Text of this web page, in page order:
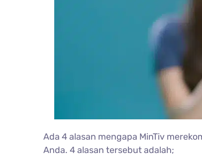
Ada 4 alasan mengapa MinTiv
Anda. 4 alasan tersebut adalah;